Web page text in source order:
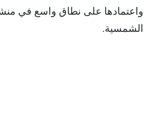
واعتمادها على نطاق واسع في
الشمسية.